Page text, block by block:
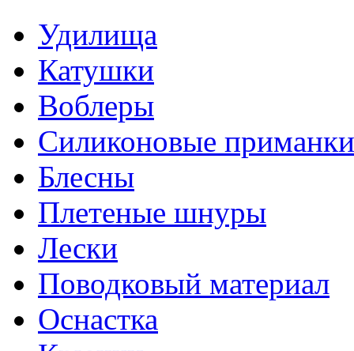
Удилища
Катушки
Воблеры
Силиконовые приманки
Блесны
Плетеные шнуры
Лески
Поводковый материал
Оснастка